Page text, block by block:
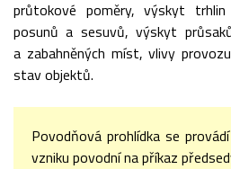
průtokové poměry, výskyt
posunů a sesuvů, výskyt
a zabahněných míst, vlivy
stav objektů.
Povodňová prohlídka se
vzniku povodní na příkaz